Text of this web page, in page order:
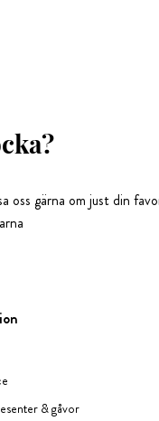
oss gärna om just din
& gåvor